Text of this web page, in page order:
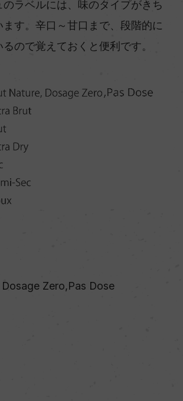
のラベルには、味のタイプがきち
ます。辛口～甘口まで、段階的に
ので覚えておくと便利です。
Dosage Zero,Pas Dose